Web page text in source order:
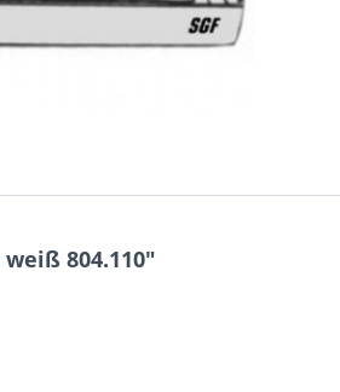
804.110"